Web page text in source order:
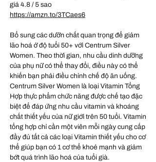
giá 4.8 / 5 sao
https://amzn.to/3TCaes6
Bổ sung các dưỡn chất quan trọng để giảm
lão hoá ở độ tuổi 50+ với Centrum Silver
Women. Theo thời gian, nhu cầu dinh dưỡng
của phụ nữ có thể thay đổi, điều này có thể
khiến bạn phải điều chỉnh chế độ ăn uống.
Centrum Silver Women là loại Vitamin Tổng
Hợp thực phẩm chức năng được chế tạo đặc
biệt để đáp ứng nhu cầu vitamin và khoáng
chất thiết yếu của nữ giới trên 50 tuổi. Vitamin
tổng hợp chỉ cần một viên mỗi ngày cung cấp
đầy đủ tất cả các loại Vitamin thiết yếu cho cơ
thể giúp bạn có 1 cơ thể khoẻ mạnh và giảm
bớt quá trình lão hoá của tuổi già.